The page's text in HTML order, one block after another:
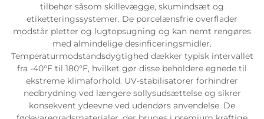
tilbehør såsom skillevægge, skumindsæt og
etiketteringssystemer. De porcelænsfrie overflader
modstår pletter og lugtopsugning og kan nemt rengøres
med almindelige desinficeringsmidler.
Temperaturmodstandsdygtighed dækker typisk intervallet
fra -40°F til 180°F, hvilket gør disse beholdere egnede til
ekstreme klimaforhold. UV-stabilisatorer forhindrer
nedbrydning ved længere sollysudsættelse og sikrer
konsekvent ydeevne ved udendørs anvendelse. De